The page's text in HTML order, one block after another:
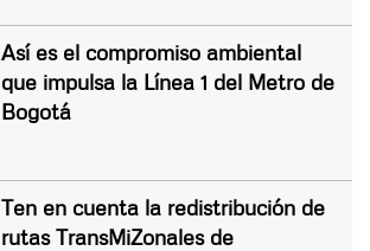
Así es el compromiso ambiental
que impulsa la Línea 1 del Metro de
Bogotá
Ten en cuenta la redistribución de
rutas TransMiZonales de